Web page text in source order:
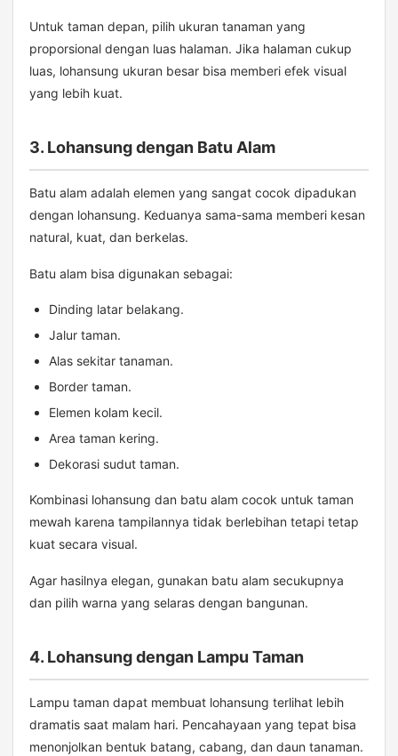
Untuk taman depan, pilih ukuran tanaman yang
proporsional dengan luas halaman. Jika halaman cukup
luas, lohansung ukuran besar bisa memberi efek visual
yang lebih kuat.
3. Lohansung dengan Batu Alam
Batu alam adalah elemen yang sangat cocok dipadukan
dengan lohansung. Keduanya sama-sama memberi kesan
natural, kuat, dan berkelas.
Batu alam bisa digunakan sebagai:
Dinding latar belakang.
Jalur taman.
Alas sekitar tanaman.
Border taman.
Elemen kolam kecil.
Area taman kering.
Dekorasi sudut taman.
Kombinasi lohansung dan batu alam cocok untuk taman
mewah karena tampilannya tidak berlebihan tetapi tetap
kuat secara visual.
Agar hasilnya elegan, gunakan batu alam secukupnya
dan pilih warna yang selaras dengan bangunan.
4. Lohansung dengan Lampu Taman
Lampu taman dapat membuat lohansung terlihat lebih
dramatis saat malam hari. Pencahayaan yang tepat bisa
menonjolkan bentuk batang, cabang, dan daun tanaman.